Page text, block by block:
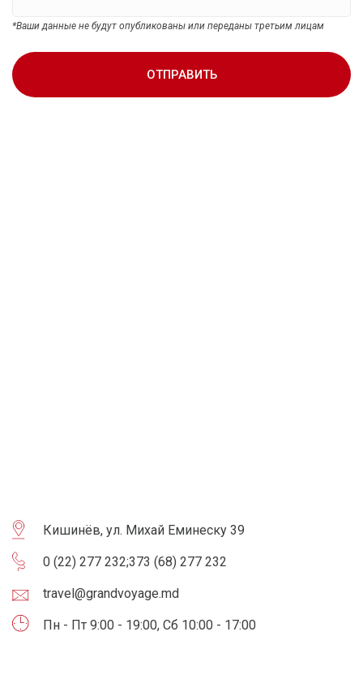
*Ваши данные не будут опубликованы или переданы третьим лицам
ОТПРАВИТЬ
Кишинёв, ул. Михай Еминеску 39
0 (22) 277 232;373 (68) 277 232
travel@grandvoyage.md
Пн - Пт 9:00 - 19:00, Сб 10:00 - 17:00